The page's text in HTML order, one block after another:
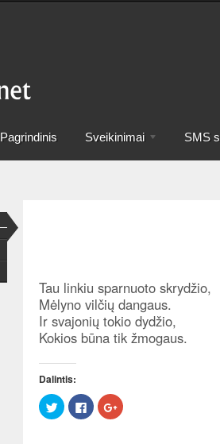
Pagrindinis Sveikinimai SMS
Tau linkiu sparnuoto skrydžio,
Mėlyno vilčių dangaus.
Ir svajonių tokio dydžio,
Kokios būna tik žmogaus.
Dalintis:
Click
to
share
Click
to
share
Paspauskite
dalintis